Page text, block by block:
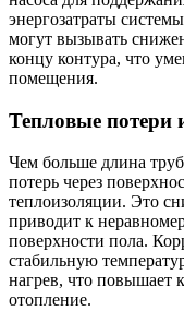
энергозатраты
могут вызывать
концу контура, что
помещения.
Тепловые потери
Чем больше длина
потерь через
теплоизоляции. Это
приводит к
поверхности пола.
стабильную
нагрев, что повышает
отопление.